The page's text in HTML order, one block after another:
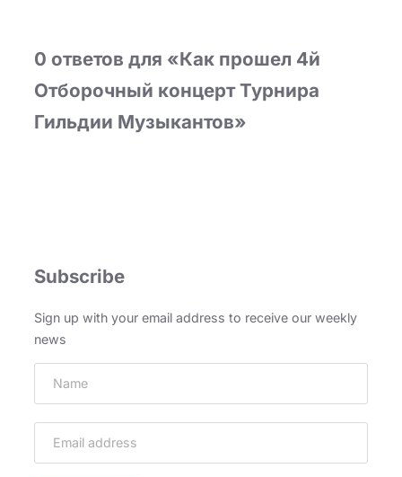
0 ответов для «Как прошел 4й
Отборочный концерт Турнира
Гильдии Музыкантов»
Subscribe
Sign up with your email address to receive our weekly
news